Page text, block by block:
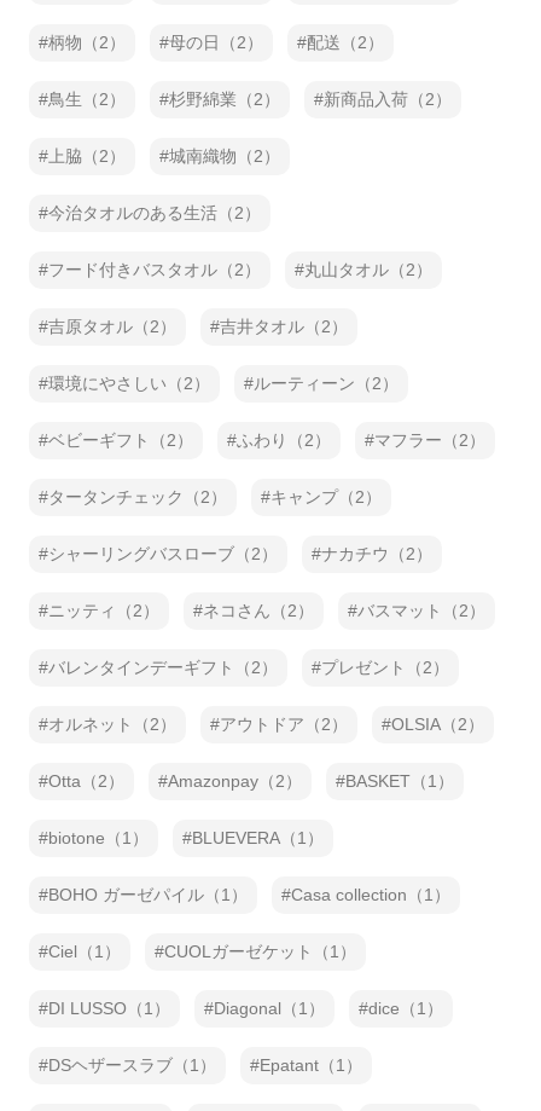
柄物（2） 母の日（2） 配送（2）
鳥生（2） 杉野綿業（2） 新商品入荷（2）
上脇（2） 城南織物（2）
今治タオルのある生活（2）
フード付きバスタオル（2） 丸山タオル（2）
吉原タオル（2） 吉井タオル（2）
環境にやさしい（2） ルーティーン（2）
ベビーギフト（2） ふわり（2） マフラー（2）
タータンチェック（2） キャンプ（2）
シャーリングバスローブ（2） ナカチウ（2）
ニッティ（2） ネコさん（2） バスマット（2）
バレンタインデーギフト（2） プレゼント（2）
オルネット（2） アウトドア（2） OLSIA（2）
Otta（2） Amazonpay（2） BASKET（1）
biotone（1） BLUEVERA（1）
BOHO ガーゼパイル（1） Casa collection（1）
Ciel（1） CUOLガーゼケット（1）
DI LUSSO（1） Diagonal（1） dice（1）
DSヘザースラブ（1） Epatant（1）